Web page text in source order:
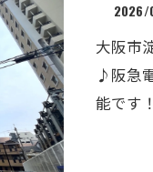
2026/
大阪市
♪阪急
能です